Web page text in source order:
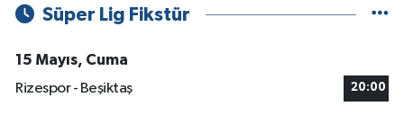
Süper Lig Fikstür
15 Mayıs, Cuma
Rizespor - Beşiktaş
20:00